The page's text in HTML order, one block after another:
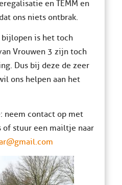
en TEMM en
ons niets ontbrak.
is het toch
Vrouwen 3 zijn toch
Dus bij deze de zeer
ons helpen aan het
neem contact op met
of stuur een mailtje naar